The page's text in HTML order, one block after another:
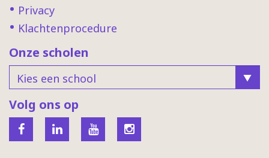
Privacy
Klachtenprocedure
Onze scholen
Volg ons op